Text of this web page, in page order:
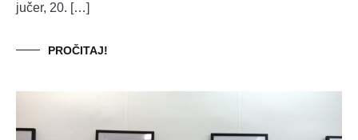
jučer, 20. […]
PROČITAJ!